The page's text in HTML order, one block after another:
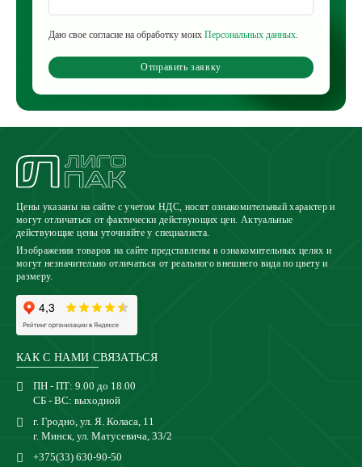
Даю свое согласие на обработку моих Персональных данных.
Отправить заявку
Цены указаны на сайте с учетом НДС, носят ознакомительный характер и
могут отличаться от фактически действующих цен. Актуальные
действующие цены уточняйте у специалиста.
Изображения товаров на сайте представлены в ознакомительных целях и
могут незначительно отличаться от реального внешнего вида по цвету и
размеру.
КАК С НАМИ СВЯЗАТЬСЯ
ПН - ПТ: 9.00 до 18.00
СБ - ВС: выходной
г. Гродно, ул. Я. Коласа, 11
г. Минск, ул. Матусевича, 33/2
+375(33) 630-90-50